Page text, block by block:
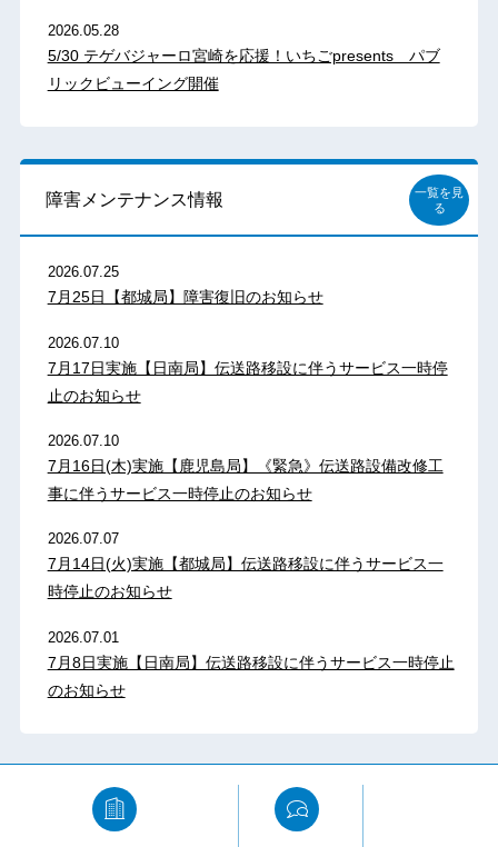
2026.05.28
5/30 テゲバジャーロ宮崎を応援！いちごpresents パブ
リックビューイング開催
障害メンテナンス情報
一覧を見
る
2026.07.25
7月25日【都城局】障害復旧のお知らせ
2026.07.10
7月17日実施【日南局】伝送路移設に伴うサービス一時停
止のお知らせ
2026.07.10
7月16日(木)実施【鹿児島局】《緊急》伝送路設備改修工
事に伴うサービス一時停止のお知らせ
2026.07.07
7月14日(火)実施【都城局】伝送路移設に伴うサービス一
時停止のお知らせ
2026.07.01
7月8日実施【日南局】伝送路移設に伴うサービス一時停止
のお知らせ